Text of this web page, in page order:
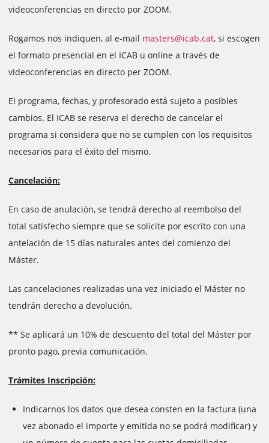
videoconferencias en directo por ZOOM.
Rogamos nos indiquen, al e-mail masters@icab.cat, si escogen
el formato presencial en el ICAB u online a través de
videoconferencias en directo per ZOOM.
El programa, fechas, y profesorado está sujeto a posibles
cambios. El ICAB se reserva el derecho de cancelar el
programa si considera que no se cumplen con los requisitos
necesarios para el éxito del mismo.
Cancelación:
En caso de anulación, se tendrá derecho al reembolso del
total satisfecho siempre que se solicite por escrito con una
antelación de 15 días naturales antes del comienzo del
Máster.
Las cancelaciones realizadas una vez iniciado el Máster no
tendrán derecho a devolución.
** Se aplicará un 10% de descuento del total del Máster por
pronto pago, previa comunicación.
Trámites Inscripción:
Indicarnos los datos que desea consten en la factura (una
vez abonado el importe y emitida no se podrá modificar) y